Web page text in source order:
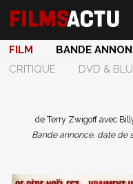
FILM BANDE
CRITIQUE
DVD &
de Terry Zwigoff avec
Bande annonce, date de